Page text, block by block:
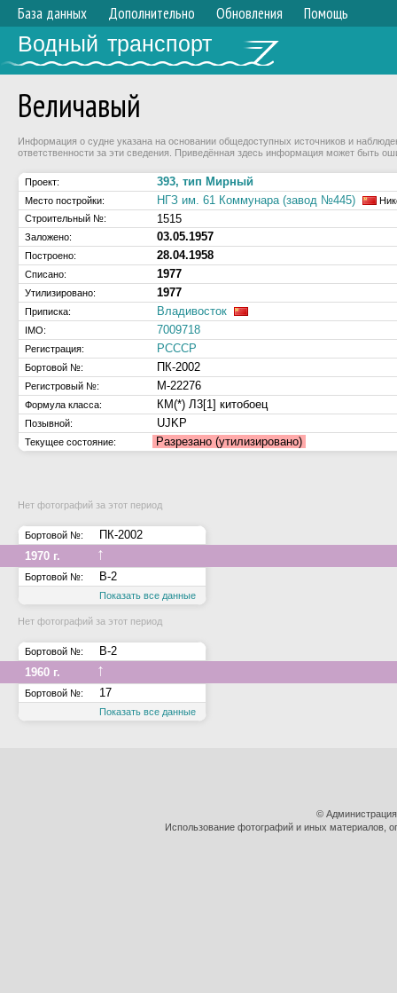
База данных Дополнительно Обновления Помощь
Водный транспорт
Величавый
Информация о судне указана на основании общедоступных источников и
ответственности за эти сведения. Приведённая здесь информация может быть
Проект: 393, тип Мирный
Место постройки: НГЗ им. 61 Коммунара (завод №445)
Строительный №:
1515
Заложено: 03.05.1957
Построено: 28.04.1958
Списано: 1977
Утилизировано: 1977
Приписка: Владивосток
IMO: 7009718
Регистрация: РСССР
Бортовой №: ПК-2002
Регистровый №: М-22276
Формула класса: КМ(*) Л3[1] китобоец
Позывной: UJKP
Текущее состояние: Разрезано (утилизировано)
Нет фотографий за этот период
Бортовой №:
ПК-2002
1970 г.
↑
Бортовой №: B-2
Показать все данные
Нет фотографий за этот период
Бортовой №:
B-2
1960 г.
↑
Бортовой №: 17
Показать все данные
©
Использование фотографий и иных материалов,